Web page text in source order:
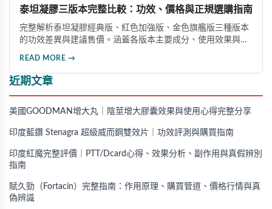
泰坦凝膠三版本完整比較：功效、價格與正規選購指南
完整解析泰坦凝膠經典版、紅色加強版、金色旗艦版三種版本
的功效差異與建議售價。涵蓋各版本主要成分、使用效果與適
READ MORE →
近期文章
美國GOODMAN增大丸｜陰莖增大膠囊效果與使用心得完整分享
印度藍鑽 Stenagra 超級威而鋼雙效片｜功效評測與購買指南
印度紅魔完整評價｜PTT/Dcard心得、效果分析、副作用與真假辨別
指南
賦久勁（Fortacin）完整指南：作用原理、購買管道、價格行情與真
偽辨識